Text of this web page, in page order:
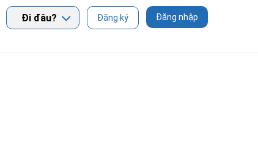
Đăng nhập
Đăng ký
Đi đâu?